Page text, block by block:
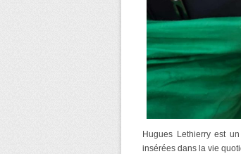
Hugues Lethierry est
insérées dans la vie